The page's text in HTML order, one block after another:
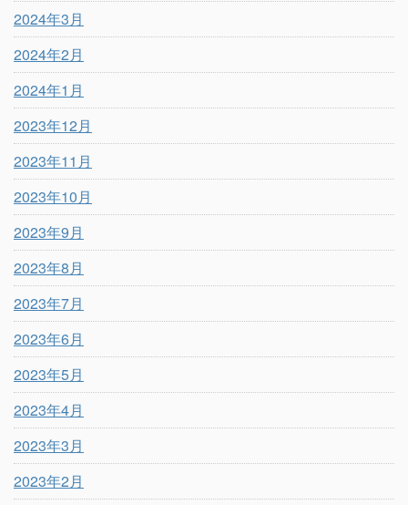
2024年3月
2024年2月
2024年1月
2023年12月
2023年11月
2023年10月
2023年9月
2023年8月
2023年7月
2023年6月
2023年5月
2023年4月
2023年3月
2023年2月